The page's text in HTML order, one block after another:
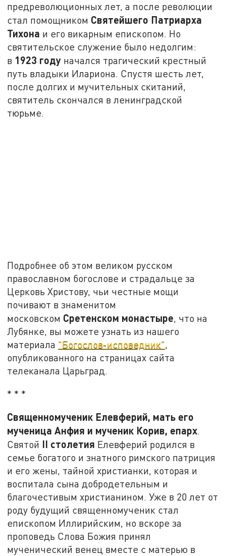
предреволюционных лет, а после революции
стал помощником Святейшего Патриарха
Тихона и его викарным епископом. Но
святительское служение было недолгим:
в 1923 году начался трагический крестный
путь владыки Илариона. Спустя шесть лет,
после долгих и мучительных скитаний,
святитель скончался в ленинградской
тюрьме.
Подробнее об этом великом русском
православном богослове и страдальце за
Церковь Христову, чьи честные мощи
почивают в знаменитом
московском Сретенском монастыре, что на
Лубянке, вы можете узнать из нашего
материала "Богослов-исповедник",
опубликованного на страницах сайта
телеканала Царьград.
* * *
Священномученик Елевферий, мать его
мученица Анфия и мученик Корив, епарх.
Святой II столетия Елевферий родился в
семье богатого и знатного римского патриция
и его жены, тайной христианки, которая и
воспитала сына добродетельным и
благочестивым христианином. Уже в 20 лет от
роду будущий священномученик стал
епископом Иллирийским, но вскоре за
проповедь Слова Божия принял
мученический венец вместе с матерью в